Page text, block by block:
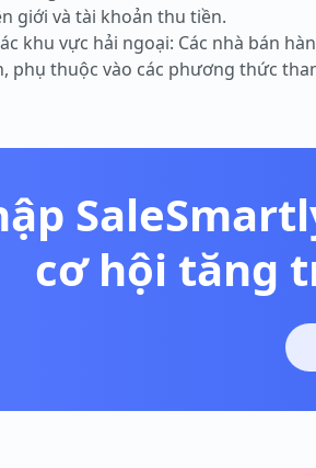
giới và tài khoản thu tiền.
khu vực hải ngoại: Các nhà bán
phụ thuộc vào các phương thức
cơ hội tăng